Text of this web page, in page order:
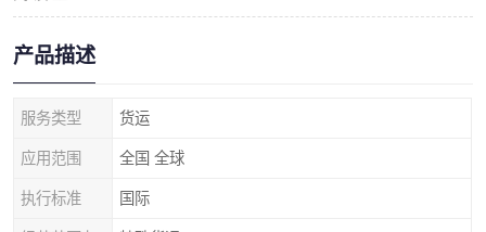
产品描述
服务类型 货运
应用范围 全国 全球
执行标准 国际